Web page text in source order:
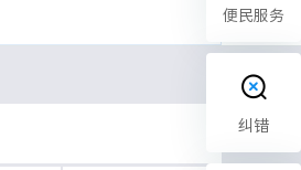
便民服务
纠错